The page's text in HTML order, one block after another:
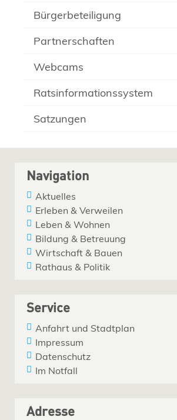
Bürgerbeteiligung
Partnerschaften
Webcams
Ratsinformationssystem
Satzungen
Navigation
Aktuelles
Erleben & Verweilen
Leben & Wohnen
Bildung & Betreuung
Wirtschaft & Bauen
Rathaus & Politik
Service
Anfahrt und Stadtplan
Impressum
Datenschutz
Im Notfall
Adresse